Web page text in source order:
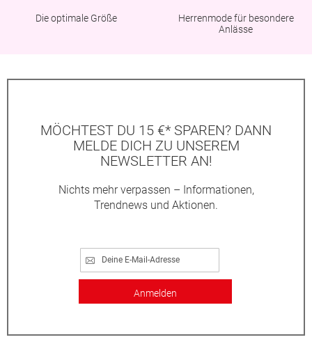
Die optimale Größe
Herrenmode für besondere
Anlässe
MÖCHTEST DU 15 €* SPAREN? DANN
MELDE DICH ZU UNSEREM
NEWSLETTER AN!
Nichts mehr verpassen – Informationen,
Trendnews und Aktionen.
Anmelden